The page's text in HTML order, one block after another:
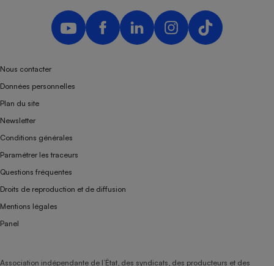
Plaque de cuisson à
induction
Smartphone
Nous contacter
Données personnelles
Plan du site
Newsletter
Conditions générales
Paramétrer les traceurs
Questions fréquentes
Droits de reproduction et de diffusion
Mentions légales
Panel
Association indépendante de l’État, des syndicats, des producteurs et des